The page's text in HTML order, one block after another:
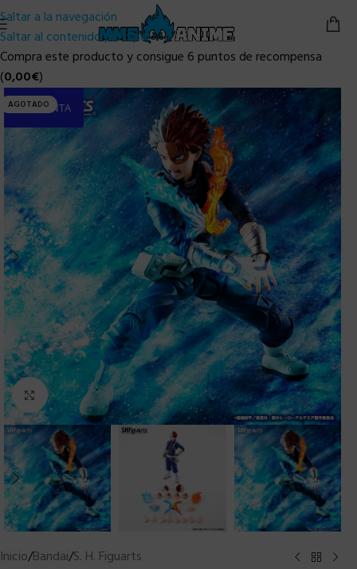
Saltar a la navegación
Saltar al contenido principal
Compra este producto y consigue 6 puntos de recompensa
(0,00€)
AGOTADO
PRE-VENTA
Clic para ampliar
Inicio/Bandai/S. H. Figuarts